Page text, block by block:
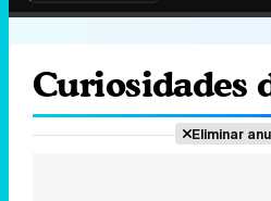
Curiosidades
Eliminar